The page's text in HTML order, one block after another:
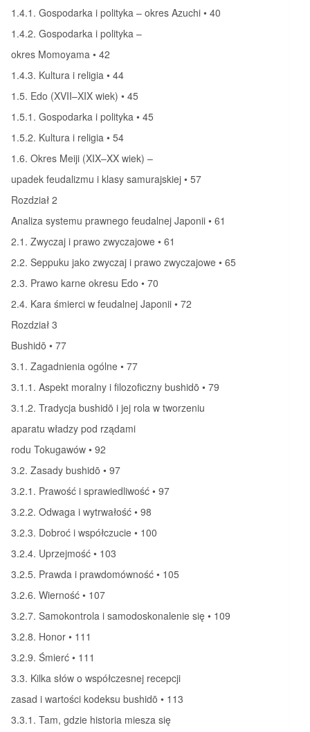
1.4.1. Gospodarka i polityka – okres Azuchi • 40
1.4.2. Gospodarka i polityka –
okres Momoyama • 42
1.4.3. Kultura i religia • 44
1.5. Edo (XVII–XIX wiek) • 45
1.5.1. Gospodarka i polityka • 45
1.5.2. Kultura i religia • 54
1.6. Okres Meiji (XIX–XX wiek) –
upadek feudalizmu i klasy samurajskiej • 57
Rozdział 2
Analiza systemu prawnego feudalnej Japonii • 61
2.1. Zwyczaj i prawo zwyczajowe • 61
2.2. Seppuku jako zwyczaj i prawo zwyczajowe • 65
2.3. Prawo karne okresu Edo • 70
2.4. Kara śmierci w feudalnej Japonii • 72
Rozdział 3
Bushidō • 77
3.1. Zagadnienia ogólne • 77
3.1.1. Aspekt moralny i filozoficzny bushidō • 79
3.1.2. Tradycja bushidō i jej rola w tworzeniu
aparatu władzy pod rządami
rodu Tokugawów • 92
3.2. Zasady bushidō • 97
3.2.1. Prawość i sprawiedliwość • 97
3.2.2. Odwaga i wytrwałość • 98
3.2.3. Dobroć i współczucie • 100
3.2.4. Uprzejmość • 103
3.2.5. Prawda i prawdomówność • 105
3.2.6. Wierność • 107
3.2.7. Samokontrola i samodoskonalenie się • 109
3.2.8. Honor • 111
3.2.9. Śmierć • 111
3.3. Kilka słów o współczesnej recepcji
zasad i wartości kodeksu bushidō • 113
3.3.1. Tam, gdzie historia miesza się